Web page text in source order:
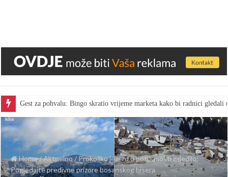
Gest za pohvalu: Bingo skratio vrijeme marketa kako bi radnici gledali
Home/Aktuelno / Prokoško jezero u potpunosti zaledilo:
Pogledajte predivne prizore bosanskog bisera